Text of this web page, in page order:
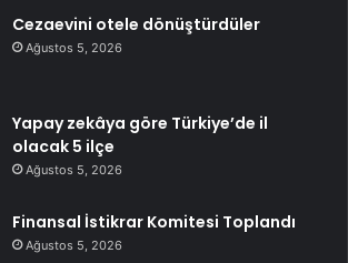
Cezaevini otele dönüştürdüler
Ağustos 5, 2026
Yapay zekâya göre Türkiye’de il
olacak 5 ilçe
Ağustos 5, 2026
Finansal İstikrar Komitesi Toplandı
Ağustos 5, 2026